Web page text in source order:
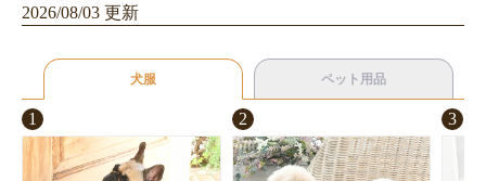
お買い物を続ける カートへ進む
2026/08/03 更新
犬服 ペット用品
1 2 3